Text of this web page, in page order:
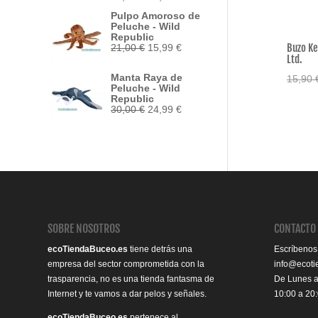
Buzo
Ltd.
15,90
original
era:
33,95 €.
actual
Pulpo Amoroso de
Peluche - Wild
Republic
21,00€ El
era:
21,00 €.
15,99€El
es:
Manta Raya de
Peluche - Wild
Republic
30,00€ El
24,99€El
SOBRE NOSOTROS
ecoTiendaBuceo.es tiene detrás una
empresa del sector comprometida con la
trasparencia, no es una tienda fantasma de
Internet y te vamos a dar pelos y señales.
CONTACTO
De Lunes
10:00 a